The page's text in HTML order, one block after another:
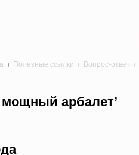
Полезные ссылки Вопрос-ответ
арбалет’